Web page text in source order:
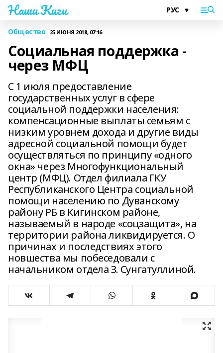
Наши Киги
Общество 25 ИЮНЯ 2018, 07:16
Социальная поддержка -
через МФЦ
С 1 июля предоставление
государственных услуг в сфере
социальной поддержки населения:
компенсационные выплаты семьям с
низким уровнем дохода и другие виды
адресной социальной помощи будет
осуществляться по принципу «одного
окна» через Многофункциональный
центр (МФЦ). Отдел филиала ГКУ
Республиканского Центра социальной
помощи населению по Дуванскому
району РБ в Кигинском районе,
называемый в народе «соцзащита», на
территории района ликвидируется. О
причинах и последствиях этого
новшества мы побеседовали с
начальником отдела З. Сунгатуллиной.